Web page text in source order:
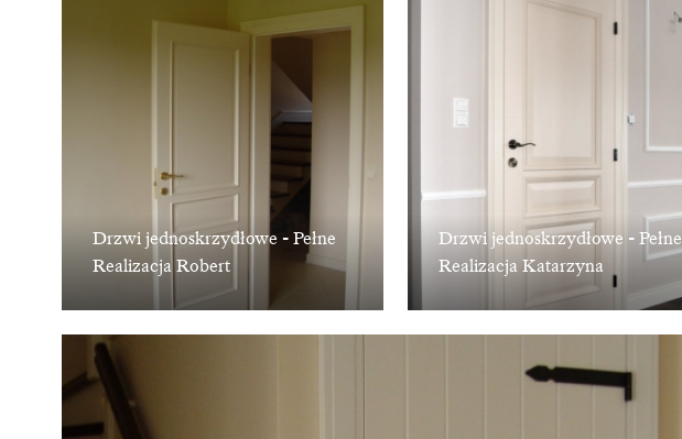
Drzwi jednoskrzydłowe - Pełne
Realizacja Robert
Drzwi jednoskrzydłowe - Pełne
Realizacja Katarzyna